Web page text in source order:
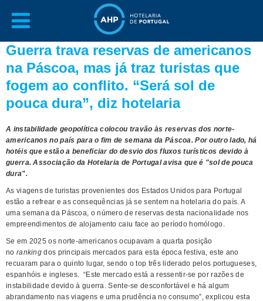
Guerra trava reservas de americanos
na Páscoa, mas já traz turistas que
fogem ao conflito. “Será sol de
pouca dura”, diz hotelaria
A instabilidade geopolítica colocou travão às reservas dos norte-
americanos no país para o fim de semana da Páscoa. Por outro lado, há
hotéis que estão a beneficiar do desvio dos fluxos turísticos devido à
guerra. Associação da Hotelaria de Portugal avisa que é "sol de pouca
dura".
As viagens de turistas provenientes dos Estados Unidos para Portugal
estão a refrear e as consequências já se sentem na hotelaria do país. A
uma semana da Páscoa, o número de reservas desta nacionalidade nos
empreendimentos de alojamento caiu face ao período homólogo.
Se em 2025 os norte-americanos ocupavam a quarta posição
no ranking dos principais mercados para esta época festiva, este ano
recuaram para o quinto lugar, sendo o top três liderado pelos portugueses,
espanhóis e ingleses. “Este mercado está a ressentir-se por razões de
instabilidade devido à guerra. Sente-se desconfortável e há algum
abrandamento nas viagens e uma prudência no consumo”, explicou esta